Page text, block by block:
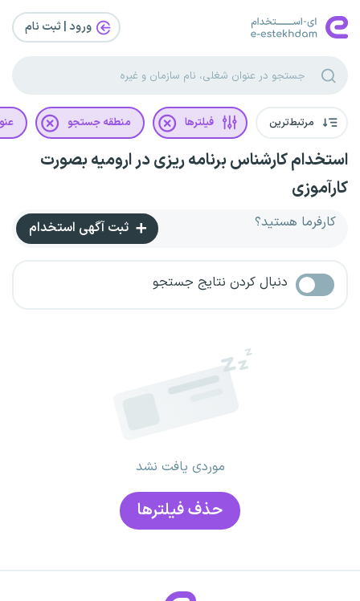
ورود | ثبت‌ نام
مرتبط‌ترین فیلترها منطقه جستجو
استخدام کارشناس برنامه ریزی در ارومیه بصورت
کارآموزی
کارفرما هستید؟ ثبت آگهی استخدام
دنبال کردن نتایج جستجو
موردی یافت نشد
حذف فیلتر‌ها